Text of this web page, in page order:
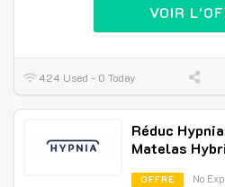
VOIR
424 Used - 0 Today
Réduc
Matelas
OFFRE No